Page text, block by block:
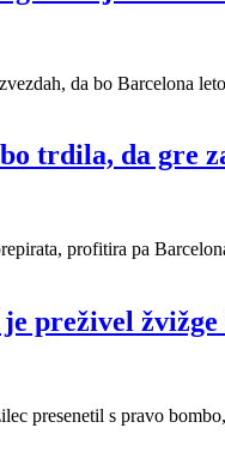
da bo Barcelona
trdila, da gre
profitira pa
preživel
presenetil s pravo